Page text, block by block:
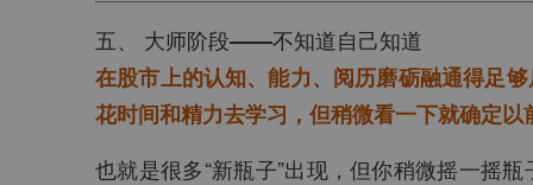
五、 大师阶段——不知道自己知道
在股市上的认知、能力、阅历磨砺融通得足
花时间和精力去学习，但稍微看一下就确定
也就是很多“新瓶子”出现，但你稍微摇一摇